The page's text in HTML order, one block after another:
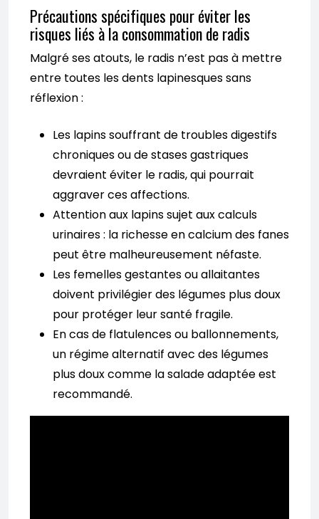
Précautions spécifiques pour éviter les
risques liés à la consommation de radis
Malgré ses atouts, le radis n’est pas à mettre
entre toutes les dents lapinesques sans
réflexion :
Les lapins souffrant de troubles digestifs
chroniques ou de stases gastriques
devraient éviter le radis, qui pourrait
aggraver ces affections.
Attention aux lapins sujet aux calculs
urinaires : la richesse en calcium des fanes
peut être malheureusement néfaste.
Les femelles gestantes ou allaitantes
doivent privilégier des légumes plus doux
pour protéger leur santé fragile.
En cas de flatulences ou ballonnements,
un régime alternatif avec des légumes
plus doux comme la salade adaptée est
recommandé.